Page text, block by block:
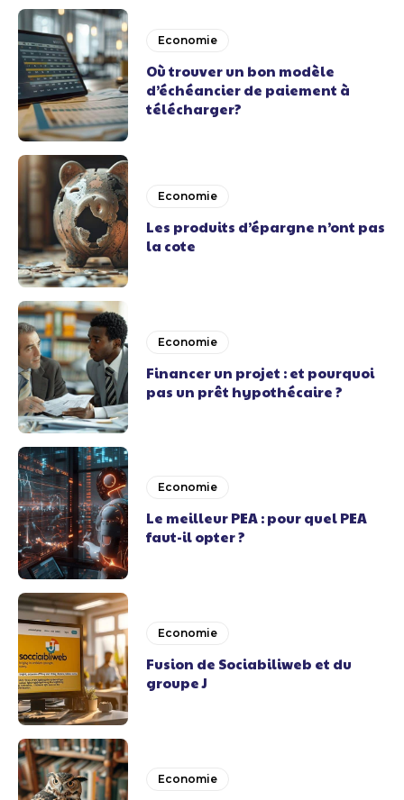
Economie
Où trouver un bon modèle
d’échéancier de paiement à
télécharger?
Economie
Les produits d’épargne n’ont pas
la cote
Economie
Financer un projet : et pourquoi
pas un prêt hypothécaire ?
Economie
Le meilleur PEA : pour quel PEA
faut-il opter ?
Economie
Fusion de Sociabiliweb et du
groupe J
Economie